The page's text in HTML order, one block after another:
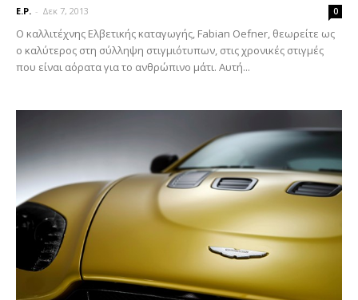
E.P. - Δεκ 7, 2013 0
Ο καλλιτέχνης Ελβετικής καταγωγής, Fabian Oefner, θεωρείτε ως
ο καλύτερος στη σύλληψη στιγμιότυπων, στις χρονικές στιγμές
που είναι αόρατα για το ανθρώπινο μάτι. Αυτή...